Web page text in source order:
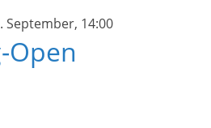
September, 14:00
Open